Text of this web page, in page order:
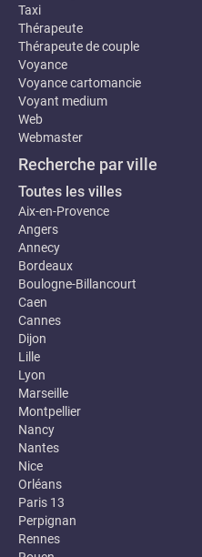
Taxi
Thérapeute
Thérapeute de couple
Voyance
Voyance cartomancie
Voyant medium
Web
Webmaster
Recherche par ville
Toutes les villes
Aix-en-Provence
Angers
Annecy
Bordeaux
Boulogne-Billancourt
Caen
Cannes
Dijon
Lille
Lyon
Marseille
Montpellier
Nancy
Nantes
Nice
Orléans
Paris 13
Perpignan
Rennes